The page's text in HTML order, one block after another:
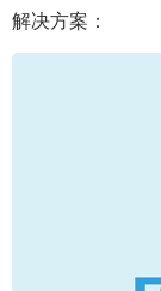
解决方案：